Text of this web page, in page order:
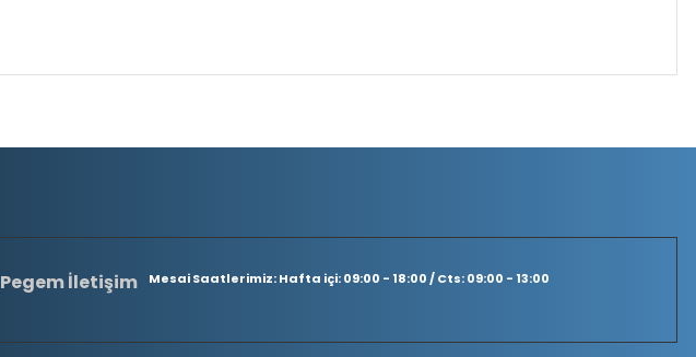
Pegem İletişim Mesai Saatlerimiz: Hafta içi: 09:00 - 18:00 / Cts: 09:00 - 13:00